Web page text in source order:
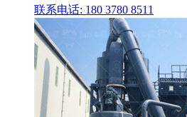
联系电话: 180 3780 8511